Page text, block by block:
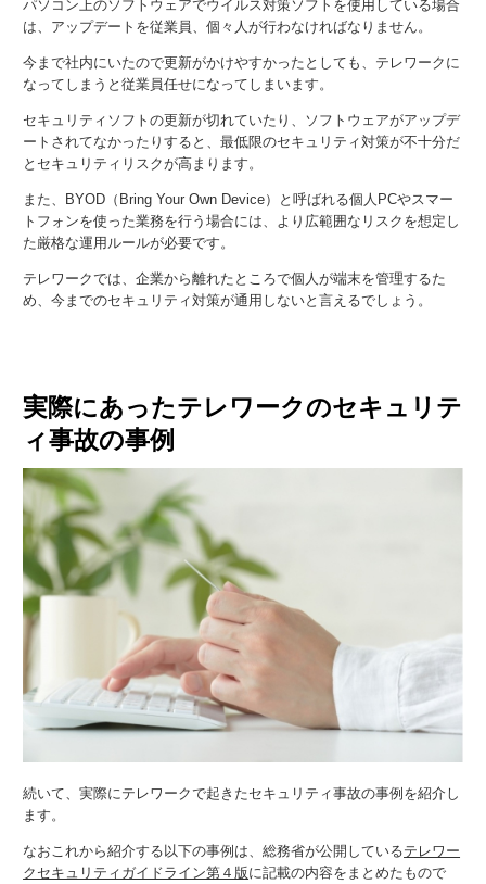
パソコン上のソフトウェアでウイルス対策ソフトを使用している場合
は、アップデートを従業員、個々人が行わなければなりません。
今まで社内にいたので更新がかけやすかったとしても、テレワークに
なってしまうと従業員任せになってしまいます。
セキュリティソフトの更新が切れていたり、ソフトウェアがアップデ
ートされてなかったりすると、最低限のセキュリティ対策が不十分だ
とセキュリティリスクが高まります。
また、BYOD（Bring Your Own Device）と呼ばれる個人PCやスマー
トフォンを使った業務を行う場合には、より広範囲なリスクを想定し
た厳格な運用ルールが必要です。
テレワークでは、企業から離れたところで個人が端末を管理するた
め、今までのセキュリティ対策が通用しないと言えるでしょう。
実際にあったテレワークのセキュリテ
ィ事故の事例
続いて、実際にテレワークで起きたセキュリティ事故の事例を紹介し
ます。
なおこれから紹介する以下の事例は、総務省が公開しているテレワー
クセキュリティガイドライン第４版に記載の内容をまとめたもので